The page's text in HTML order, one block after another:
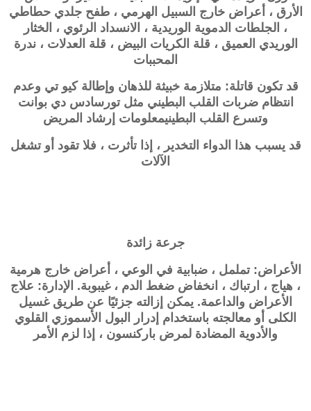
الأرق ، أعراض خارج السبيل الهرمي ، طفح جلدي حطاطي
، الجلطات الدموية الوريدية ، الانسداد الرئوي ، الخثار
الوريدي العميق ، قلة الكريات البيض ، قلة العدلات ، ندرة
المحببات
قد تكون قاتلة: متلازمة خبيثة للذهان وإطالة كيو تي وعدم
انتظام ضربات القلب البطيني مثل تورسادس دي بوانت
وتسرع القلب البطينيمعلومات إرشاد المريض
قد يسبب هذا الدواء التخدير ، إذا تأثرت ، فلا تقود أو تشغل
الآلات
جرعة زائدة
الأعراض: تململ ، ضبابية في الوعي ، أعراض خارج هرمية
، هياج ، ارتباك ، انخفاض ضغط الدم ، غيبوبة. الإدارة: علاج
الأعراض والداعمة. يمكن إزالته جزئيًا عن طريق غسيل
الكلى أو معالجته باستخدام إدرار البول الأسموزي القلوي
والأدوية المضادة لمرض باركنسون ، إذا لزم الأمر